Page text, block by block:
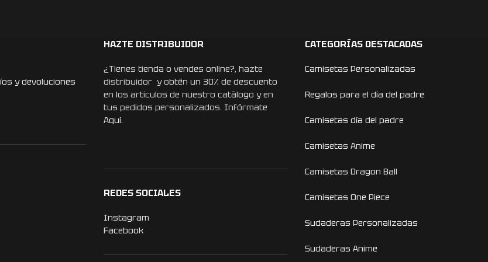
y devoluciones
HAZTE DISTRIBUIDOR
¿Tienes tienda o vendes online?, hazte
distribuidor y obtén un 30% de descuento
en los artículos de nuestro catálogo y en
tus pedidos personalizados. Infórmate
Aquí.
REDES SOCIALES
Instagram
Facebook
CATEGORÍAS DESTACADAS
Camisetas Personalizadas
Regalos para el día del padre
Camisetas día del padre
Camisetas Anime
Camisetas Dragon Ball
Camisetas One Piece
Sudaderas Personalizadas
Sudaderas Anime